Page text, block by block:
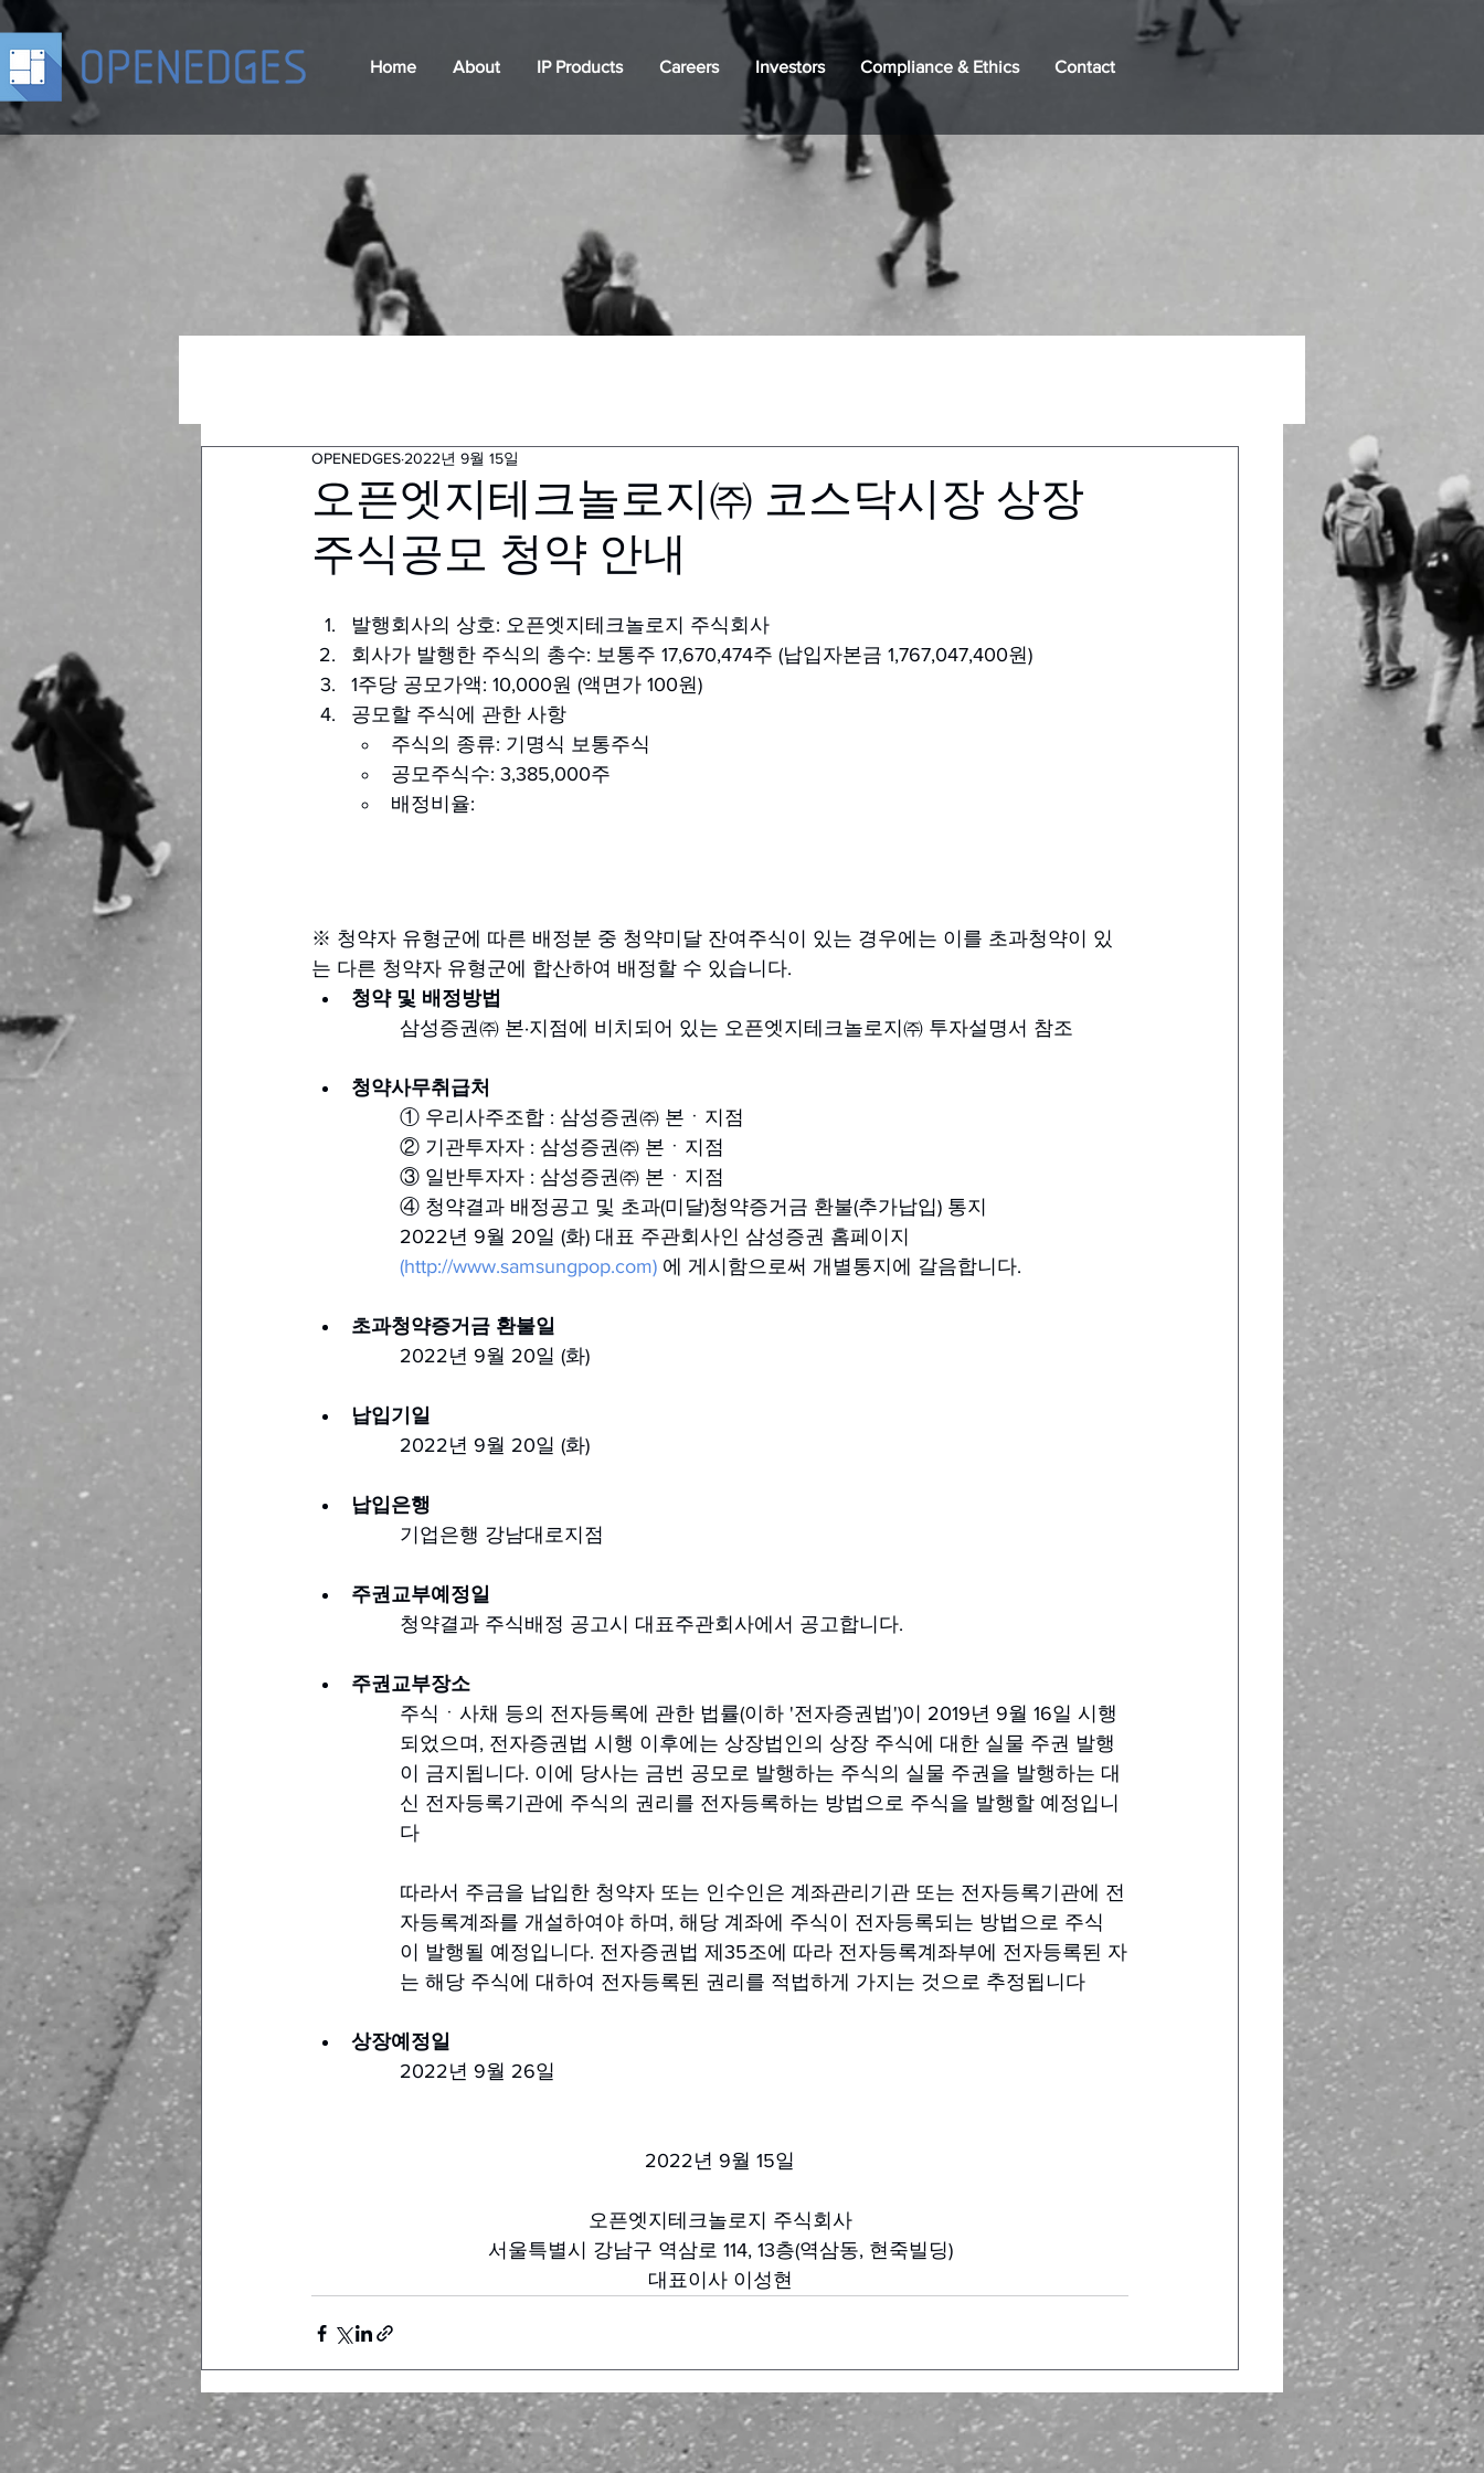
Home About IP Products Careers Investors Compliance & Ethics Contact
오픈엣지테크놀로지㈜ 코스닥시장 상장
주식공모 청약 안내
OPENEDGES 2022년 9월 15일
발행회사의 상호: 오픈엣지테크놀로지 주식회사
회사가 발행한 주식의 총수: 보통주 17,670,474주 (납입자본금 1,767,047,400원)
1주당 공모가액: 10,000원 (액면가 100원)
공모할 주식에 관한 사항
주식의 종류: 기명식 보통주식
공모주식수: 3,385,000주
배정비율:
※ 청약자 유형군에 따른 배정분 중 청약미달 잔여주식이 있는 경우에는 이를 초과청약이 있
는 다른 청약자 유형군에 합산하여 배정할 수 있습니다.
청약 및 배정방법
삼성증권㈜ 본·지점에 비치되어 있는 오픈엣지테크놀로지㈜ 투자설명서 참조
청약사무취급처
① 우리사주조합 : 삼성증권㈜ 본ㆍ지점
② 기관투자자 : 삼성증권㈜ 본ㆍ지점
③ 일반투자자 : 삼성증권㈜ 본ㆍ지점
④ 청약결과 배정공고 및 초과(미달)청약증거금 환불(추가납입) 통지
2022년 9월 20일 (화) 대표 주관회사인 삼성증권 홈페이지
(http://www.samsungpop.com) 에 게시함으로써 개별통지에 갈음합니다.
초과청약증거금 환불일
2022년 9월 20일 (화)
납입기일
2022년 9월 20일 (화)
납입은행
기업은행 강남대로지점
주권교부예정일
청약결과 주식배정 공고시 대표주관회사에서 공고합니다.
주권교부장소
주식ㆍ사채 등의 전자등록에 관한 법률(이하 '전자증권법')이 2019년 9월 16일 시행
되었으며, 전자증권법 시행 이후에는 상장법인의 상장 주식에 대한 실물 주권 발행
이 금지됩니다. 이에 당사는 금번 공모로 발행하는 주식의 실물 주권을 발행하는 대
신 전자등록기관에 주식의 권리를 전자등록하는 방법으로 주식을 발행할 예정입니
다
따라서 주금을 납입한 청약자 또는 인수인은 계좌관리기관 또는 전자등록기관에 전
자등록계좌를 개설하여야 하며, 해당 계좌에 주식이 전자등록되는 방법으로 주식
이 발행될 예정입니다. 전자증권법 제35조에 따라 전자등록계좌부에 전자등록된 자
는 해당 주식에 대하여 전자등록된 권리를 적법하게 가지는 것으로 추정됩니다
상장예정일
2022년 9월 26일
2022년 9월 15일
오픈엣지테크놀로지 주식회사
서울특별시 강남구 역삼로 114, 13층(역삼동, 현죽빌딩)
대표이사 이성현